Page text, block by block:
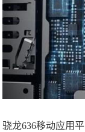
骁龙636移动应用